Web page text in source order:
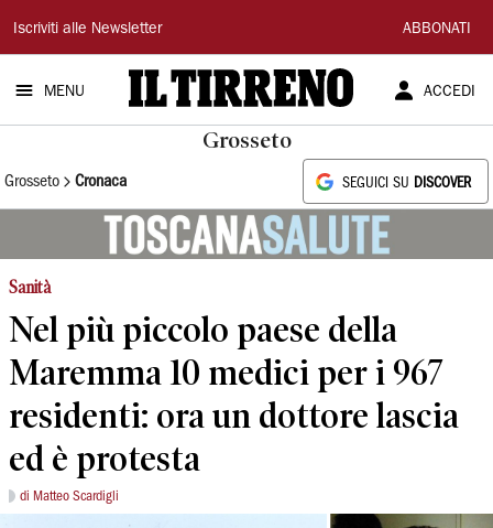
Il
Tirreno
Iscriviti alle Newsletter ABBONATI
MENU ACCEDI
Grosseto
Grosseto Cronaca SEGUICI SU DISCOVER
Sanità
Nel più piccolo paese della
Maremma 10 medici per i 967
residenti: ora un dottore lascia
ed è protesta
di Matteo Scardigli